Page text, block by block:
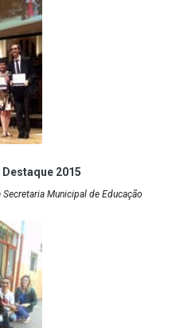
2015
Municipal de Educação